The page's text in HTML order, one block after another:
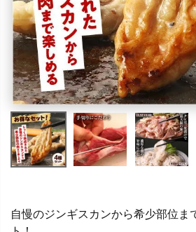
自慢のジンギスカンから希少部位ま